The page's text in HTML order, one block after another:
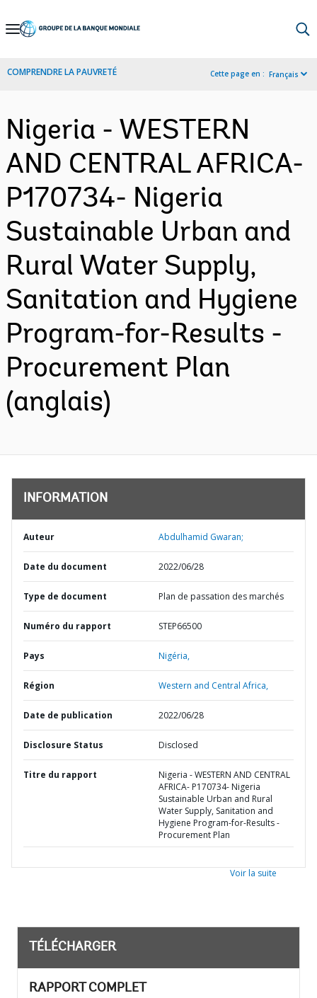
Skip
Navigation
COMPRENDRE LA PAUVRETÉ Cette page en : Français
Nigeria - WESTERN
AND CENTRAL AFRICA-
P170734- Nigeria
Sustainable Urban and
Rural Water Supply,
Sanitation and Hygiene
Program-for-Results -
Procurement Plan
(anglais)
INFORMATION
Auteur Abdulhamid Gwaran;
Date du document 2022/06/28
Type de document Plan de passation des marchés
Numéro du rapport STEP66500
Pays Nigéria,
Région Western and Central Africa,
Date de publication 2022/06/28
Disclosure Status Disclosed
Titre du rapport
Nigeria - WESTERN AND CENTRAL
AFRICA- P170734- Nigeria
Sustainable Urban and Rural
Water Supply, Sanitation and
Hygiene Program-for-Results -
Procurement Plan
Voir la suite
TÉLÉCHARGER
RAPPORT COMPLET